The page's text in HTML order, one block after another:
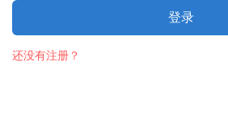
登录
还没有注册？